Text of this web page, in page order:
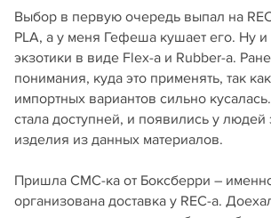
Выбор в первую очередь выпал на
PLA, а у меня Гефеша кушает его. Ну и
экзотики в виде Flex-а и Rubber-а.
понимания, куда это применять, так
импортных вариантов сильно
стала доступней, и появились у
изделия из данных материалов.
Пришла СМС-ка от Боксберри –
организована доставка у REC-а.